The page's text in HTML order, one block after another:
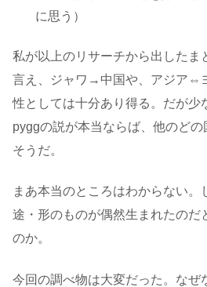
に思う）
私が以上のリサーチから出したま
言え、ジャワ→中国や、アジア⇔
性としては十分あり得る。だが少
pyggの説が本当ならば、他のどの
そうだ。
まあ本当のところはわからない。
途・形のものが偶然生まれたのだ
のか。
今回の調べ物は大変だった。なぜ